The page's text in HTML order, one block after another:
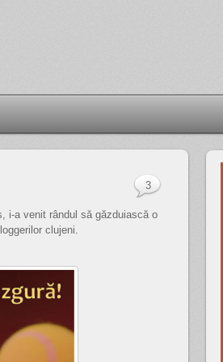
i-a venit rândul să găzduiască o
clujeni.
3